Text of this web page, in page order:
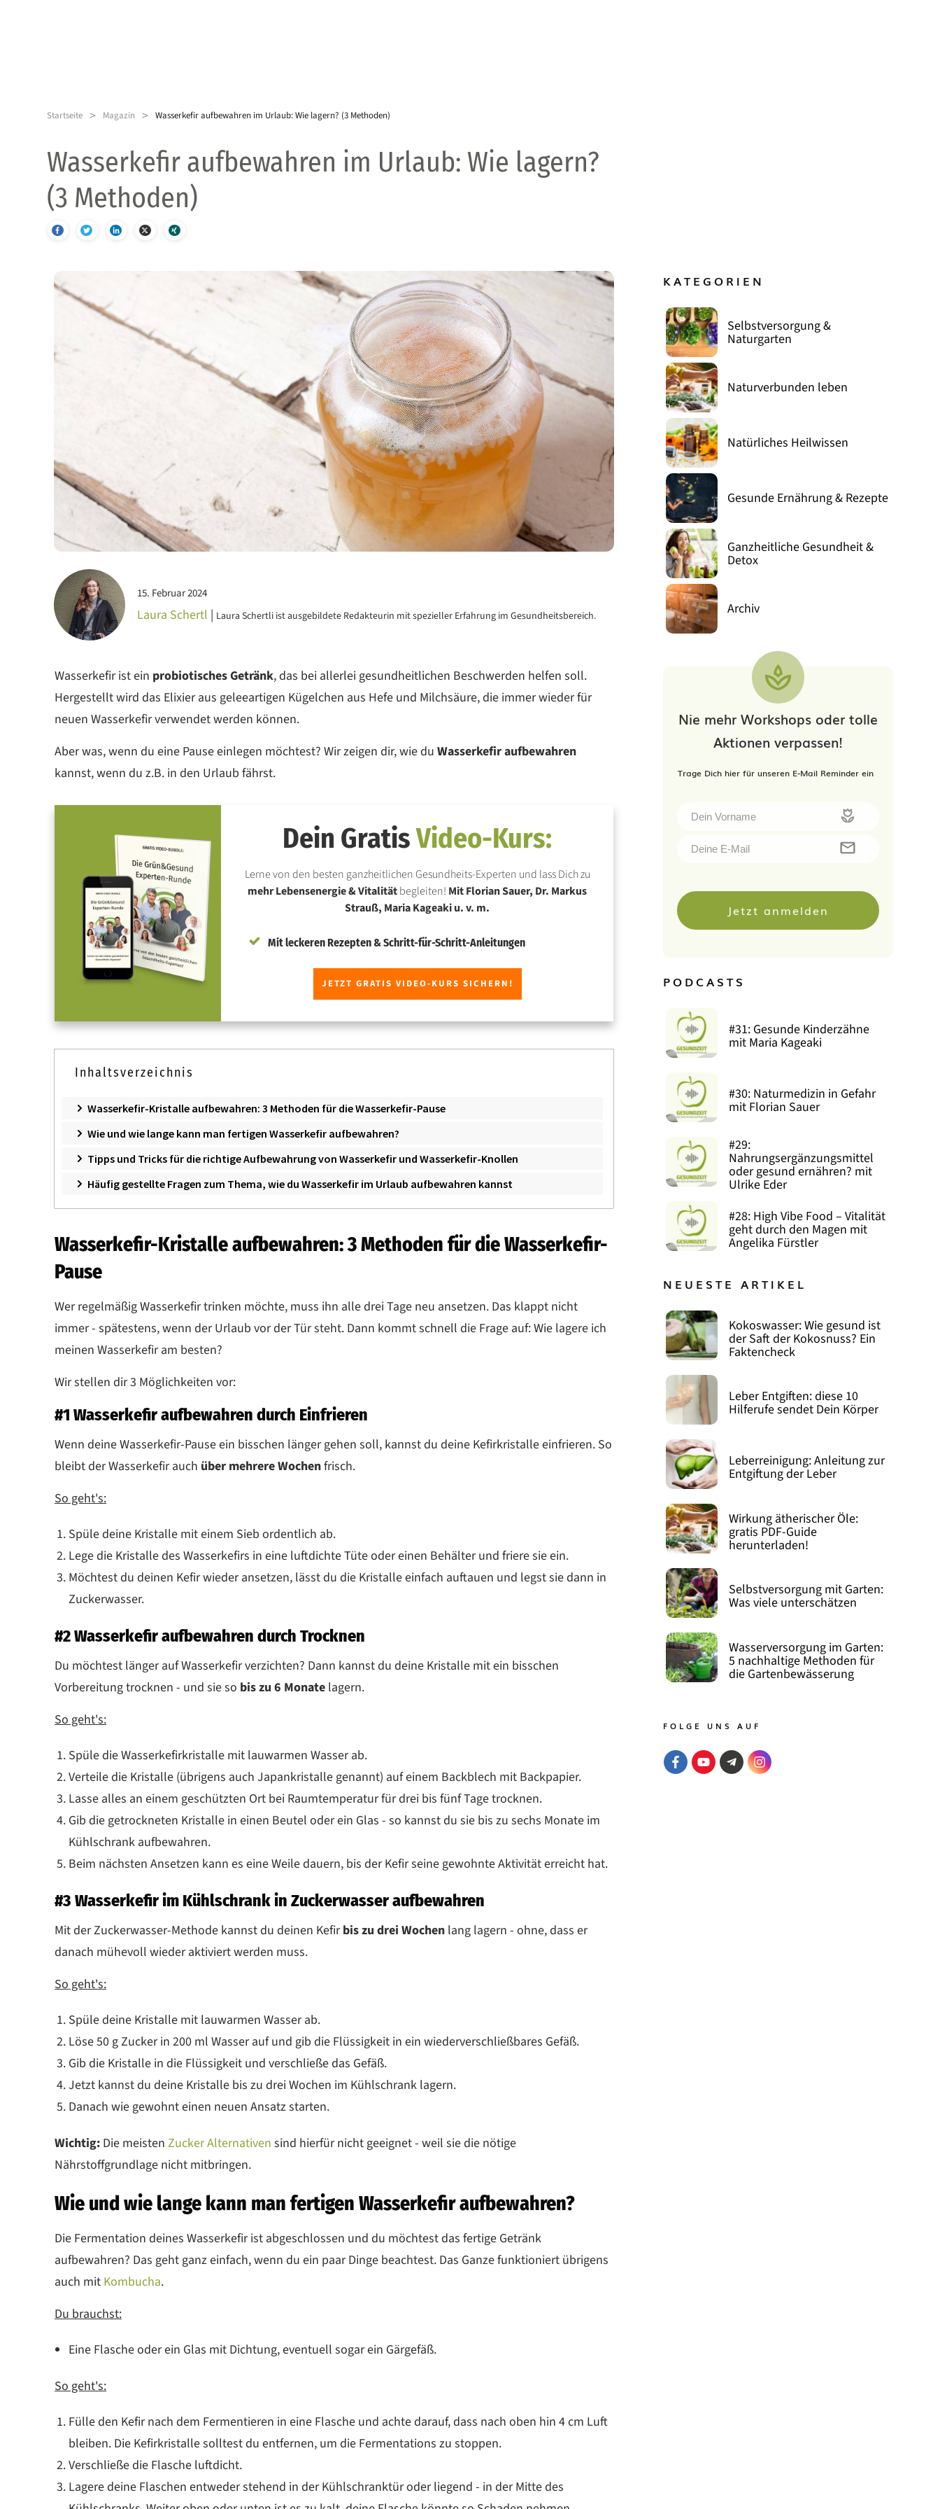
Startseite > Magazin > Wasserkefir aufbewahren im Urlaub: Wie lagern? (3 Methoden)
Wasserkefir aufbewahren im Urlaub: Wie lagern?
(3 Methoden)
15. Februar 2024
Laura Schertl | Laura Schertli ist ausgebildete Redakteurin mit spezieller Erfahrung im Gesundheitsbereich.
Wasserkefir ist ein probiotisches Getränk, das bei allerlei gesundheitlichen Beschwerden helfen soll.
Hergestellt wird das Elixier aus geleeartigen Kügelchen aus Hefe und Milchsäure, die immer wieder für
neuen Wasserkefir verwendet werden können.
Aber was, wenn du eine Pause einlegen möchtest? Wir zeigen dir, wie du Wasserkefir aufbewahren
kannst, wenn du z.B. in den Urlaub fährst.
Dein GratisVideo-Kurs:
Lerne von den besten ganzheitlichen Gesundheits-Experten und lass Dich zu
mehr Lebensenergie & Vitalitätbegleiten! Mit Florian Sauer, Dr. Markus
Strauß, Maria Kageaki u. v. m.
Mit leckeren Rezepten & Schritt-für-Schritt-Anleitungen
JETZT GRATIS VIDEO-KURS SICHERN!
Inhaltsverzeichnis
Wasserkefir-Kristalle aufbewahren: 3 Methoden für die Wasserkefir-Pause
Wie und wie lange kann man fertigen Wasserkefir aufbewahren?
Tipps und Tricks für die richtige Aufbewahrung von Wasserkefir und Wasserkefir-Knollen
Häufig gestellte Fragen zum Thema, wie du Wasserkefir im Urlaub aufbewahren kannst
Wasserkefir-Kristalle aufbewahren: 3 Methoden für die Wasserkefir-
Pause
Wer regelmäßig Wasserkefir trinken möchte, muss ihn alle drei Tage neu ansetzen. Das klappt nicht
immer - spätestens, wenn der Urlaub vor der Tür steht. Dann kommt schnell die Frage auf: Wie lagere ich
meinen Wasserkefir am besten?
Wir stellen dir 3 Möglichkeiten vor:
#1 Wasserkefir aufbewahren durch Einfrieren
Wenn deine Wasserkefir-Pause ein bisschen länger gehen soll, kannst du deine Kefirkristalle einfrieren. So
bleibt der Wasserkefir auch über mehrere Wochenfrisch.
So geht's:
Spüle deine Kristalle mit einem Sieb ordentlich ab.
Lege die Kristalle des Wasserkefirs in eine luftdichte Tüte oder einen Behälter und friere sie ein.
Möchtest du deinen Kefir wieder ansetzen, lässt du die Kristalle einfach auftauen und legst sie dann in
Zuckerwasser.
#2 Wasserkefir aufbewahren durch Trocknen
Du möchtest länger auf Wasserkefir verzichten? Dann kannst du deine Kristalle mit ein bisschen
Vorbereitung trocknen - und sie so bis zu 6 Monate lagern.
So geht's:
Spüle die Wasserkefirkristalle mit lauwarmen Wasser ab.
Verteile die Kristalle (übrigens auch Japankristalle genannt) auf einem Backblech mit Backpapier.
Lasse alles an einem geschützten Ort bei Raumtemperatur für drei bis fünf Tage trocknen.
Gib die getrockneten Kristalle in einen Beutel oder ein Glas - so kannst du sie bis zu sechs Monate im
Kühlschrank aufbewahren.
Beim nächsten Ansetzen kann es eine Weile dauern, bis der Kefir seine gewohnte Aktivität erreicht hat.
#3 Wasserkefir im Kühlschrank in Zuckerwasser aufbewahren
Mit der Zuckerwasser-Methode kannst du deinen Kefirbis zu drei Wochen lang lagern - ohne, dass er
danach mühevoll wieder aktiviert werden muss.
So geht's:
Spüle deine Kristalle mit lauwarmen Wasser ab.
Löse 50 g Zucker in 200 ml Wasser auf und gib die Flüssigkeit in ein wiederverschließbares Gefäß.
Gib die Kristalle in die Flüssigkeit und verschließe das Gefäß.
Jetzt kannst du deine Kristalle bis zu drei Wochen im Kühlschrank lagern.
Danach wie gewohnt einen neuen Ansatz starten.
Wichtig: Die meisten Zucker Alternativen sind hierfür nicht geeignet - weil sie die nötige
Nährstoffgrundlage nicht mitbringen.
Wie und wie lange kann man fertigen Wasserkefir aufbewahren?
Die Fermentation deines Wasserkefir ist abgeschlossen und du möchtest das fertige Getränk
aufbewahren? Das geht ganz einfach, wenn du ein paar Dinge beachtest. Das Ganze funktioniert übrigens
auch mit Kombucha.
Du brauchst:
Eine Flasche oder ein Glas mit Dichtung, eventuell sogar ein Gärgefäß.
So geht's:
Fülle den Kefir nach dem Fermentieren in eine Flasche und achte darauf, dass nach oben hin 4 cm Luft
bleiben. Die Kefirkristalle solltest du entfernen, um die Fermentations zu stoppen.
Verschließe die Flasche luftdicht.
Lagere deine Flaschen entweder stehend in der Kühlschranktür oder liegend - in der Mitte des
KATEGORIEN
Selbstversorgung &
Naturgarten
Naturverbunden leben
Natürliches Heilwissen
Gesunde Ernährung & Rezepte
Ganzheitliche Gesundheit &
Detox
Archiv
Nie mehr Workshops oder tolle
Aktionen verpassen!
Trage Dich hier für unseren E-Mail Reminder ein
Jetzt anmelden
PODCASTS
#31: Gesunde Kinderzähne
mit Maria Kageaki
#30: Naturmedizin in Gefahr
mit Florian Sauer
#29:
Nahrungsergänzungsmittel
oder gesund ernähren? mit
Ulrike Eder
#28: High Vibe Food – Vitalität
geht durch den Magen mit
Angelika Fürstler
NEUESTE ARTIKEL
Kokoswasser: Wie gesund ist
der Saft der Kokosnuss? Ein
Faktencheck
Leber Entgiften: diese 10
Hilferufe sendet Dein Körper
Leberreinigung: Anleitung zur
Entgiftung der Leber
Wirkung ätherischer Öle:
gratis PDF-Guide
herunterladen!
Selbstversorgung mit Garten:
Was viele unterschätzen
Wasserversorgung im Garten:
5 nachhaltige Methoden für
die Gartenbewässerung
FOLGE UNS AUF